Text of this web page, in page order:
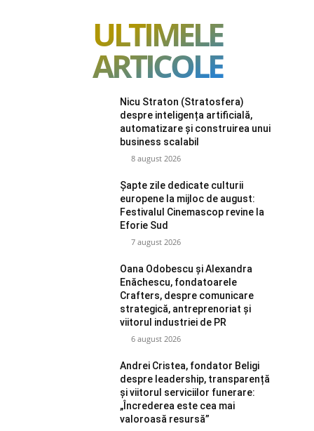
ULTIMELE
ARTICOLE
Nicu Straton (Stratosfera)
despre inteligența artificială,
automatizare și construirea unui
business scalabil
8 august 2026
Șapte zile dedicate culturii
europene la mijloc de august:
Festivalul Cinemascop revine la
Eforie Sud
7 august 2026
Oana Odobescu și Alexandra
Enăchescu, fondatoarele
Crafters, despre comunicare
strategică, antreprenoriat și
viitorul industriei de PR
6 august 2026
Andrei Cristea, fondator Beligi
despre leadership, transparență
și viitorul serviciilor funerare:
„Încrederea este cea mai
valoroasă resursă”